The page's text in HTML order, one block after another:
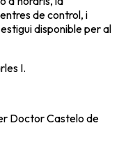
de control, i
disponible per al
I.
Doctor Castelo de